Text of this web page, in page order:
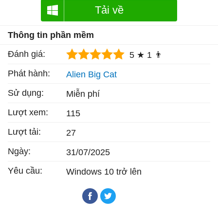
Tải về
Thông tin phần mềm
Đánh giá:
5 ★ 1 👨
Phát hành:
Alien Big Cat
Sử dụng:
Miễn phí
Lượt xem:
115
Lượt tải:
27
Ngày:
31/07/2025
Yêu cầu:
Windows 10 trở lên